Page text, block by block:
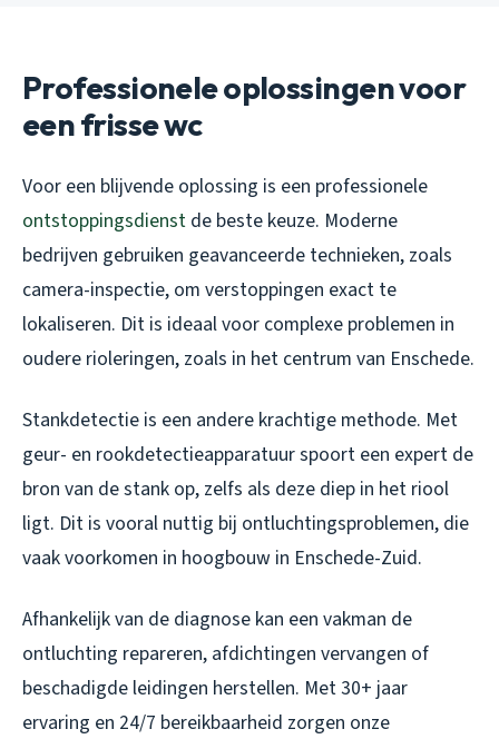
Professionele oplossingen voor
een frisse wc
Voor een blijvende oplossing is een professionele
ontstoppingsdienst de beste keuze. Moderne
bedrijven gebruiken geavanceerde technieken, zoals
camera-inspectie, om verstoppingen exact te
lokaliseren. Dit is ideaal voor complexe problemen in
oudere rioleringen, zoals in het centrum van Enschede.
Stankdetectie is een andere krachtige methode. Met
geur- en rookdetectieapparatuur spoort een expert de
bron van de stank op, zelfs als deze diep in het riool
ligt. Dit is vooral nuttig bij ontluchtingsproblemen, die
vaak voorkomen in hoogbouw in Enschede-Zuid.
Afhankelijk van de diagnose kan een vakman de
ontluchting repareren, afdichtingen vervangen of
beschadigde leidingen herstellen. Met 30+ jaar
ervaring en 24/7 bereikbaarheid zorgen onze